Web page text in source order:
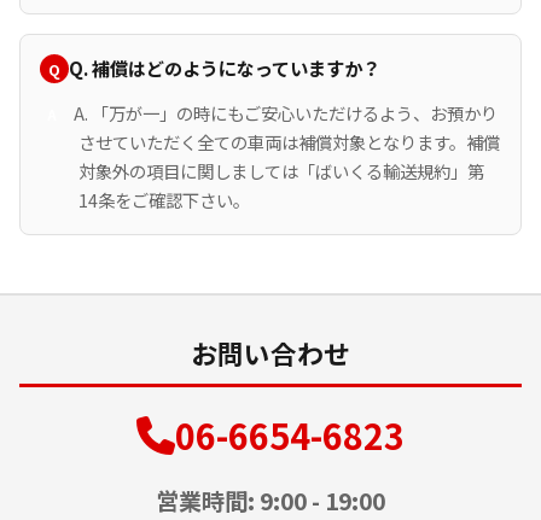
Q. 補償はどのようになっていますか？
A. 「万が一」の時にもご安心いただけるよう、お預かり
させていただく全ての車両は補償対象となります。補償
対象外の項目に関しましては「ばいくる輸送規約」第
14条をご確認下さい。
お問い合わせ
06-6654-6823
営業時間: 9:00 - 19:00